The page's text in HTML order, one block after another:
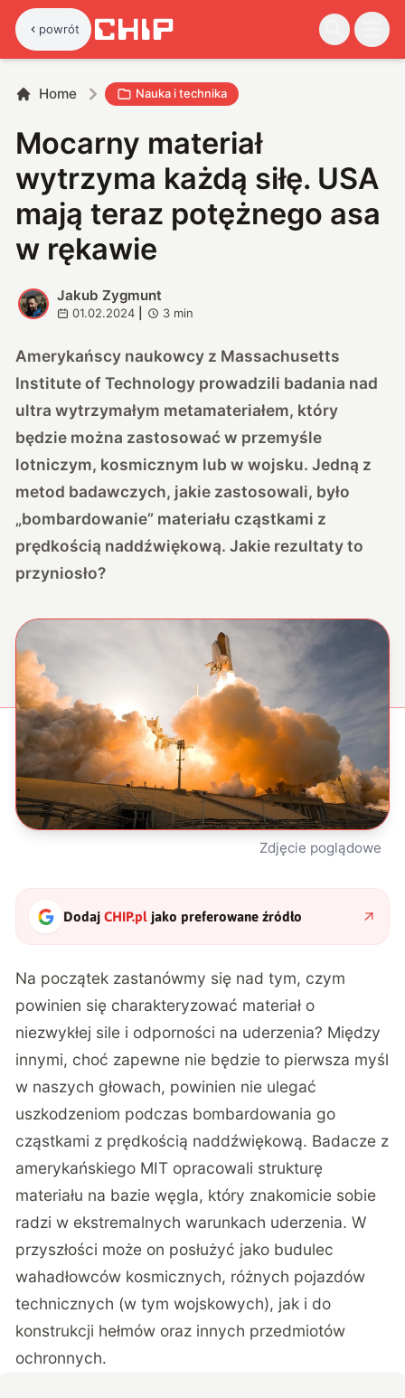
powrót
Home Nauka i technika
Mocarny materiał
wytrzyma każdą siłę. USA
mają teraz potężnego asa
w rękawie
J
Jakub Zygmunt
01.02.2024 3 min
Amerykańscy naukowcy z Massachusetts
Institute of Technology prowadzili badania nad
ultra wytrzymałym metamateriałem, który
będzie można zastosować w przemyśle
lotniczym, kosmicznym lub w wojsku. Jedną z
metod badawczych, jakie zastosowali, było
„bombardowanie” materiału cząstkami z
prędkością naddźwiękową. Jakie rezultaty to
przyniosło?
Zdjęcie poglądowe
DodajCHIP.pl jako preferowane źródło
Na początek zastanówmy się nad tym, czym
powinien się charakteryzować materiał o
niezwykłej sile i odporności na uderzenia? Między
innymi, choć zapewne nie będzie to pierwsza myśl
w naszych głowach, powinien nie ulegać
uszkodzeniom podczas bombardowania go
cząstkami z prędkością naddźwiękową. Badacze z
amerykańskiego MIT opracowali strukturę
materiału na bazie węgla, który znakomicie sobie
radzi w ekstremalnych warunkach uderzenia. W
przyszłości może on posłużyć jako budulec
wahadłowców kosmicznych, różnych pojazdów
technicznych (w tym wojskowych), jak i do
konstrukcji hełmów oraz innych przedmiotów
ochronnych.